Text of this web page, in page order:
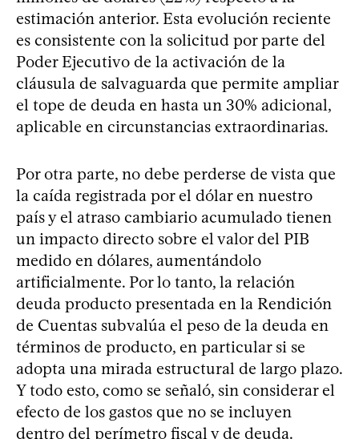
estimación anterior. Esta evolución reciente
es consistente con la solicitud por parte del
Poder Ejecutivo de la activación de la
cláusula de salvaguarda que permite ampliar
el tope de deuda en hasta un 30% adicional,
aplicable en circunstancias extraordinarias.
Por otra parte, no debe perderse de vista que
la caída registrada por el dólar en nuestro
país y el atraso cambiario acumulado tienen
un impacto directo sobre el valor del PIB
medido en dólares, aumentándolo
artificialmente. Por lo tanto, la relación
deuda producto presentada en la Rendición
de Cuentas subvalúa el peso de la deuda en
términos de producto, en particular si se
adopta una mirada estructural de largo plazo.
Y todo esto, como se señaló, sin considerar el
efecto de los gastos que no se incluyen
dentro del perímetro fiscal y de deuda.